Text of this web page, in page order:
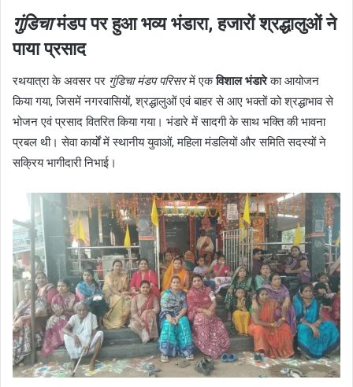
गुंडिचा मंडप पर हुआ भव्य भंडारा, हजारों श्रद्धालुओं ने
पाया प्रसाद
रथयात्रा के अवसर पर गुंडिचा मंडप परिसरमें एकविशाल भंडारेका आयोजन
किया गया, जिसमें नगरवासियों, श्रद्धालुओं एवं बाहर से आए भक्तों को श्रद्धाभाव से
भोजन एवं प्रसाद वितरित किया गया। भंडारे में सादगी के साथ भक्ति की भावना
प्रबल थी। सेवा कार्यों में स्थानीय युवाओं, महिला मंडलियों और समिति सदस्यों ने
सक्रिय भागीदारी निभाई।